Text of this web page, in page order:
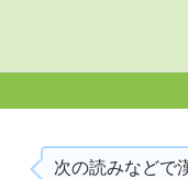
次の読みなどで